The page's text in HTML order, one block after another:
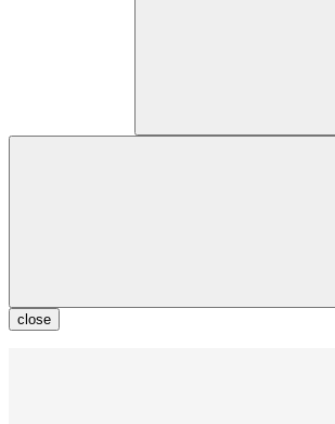
close